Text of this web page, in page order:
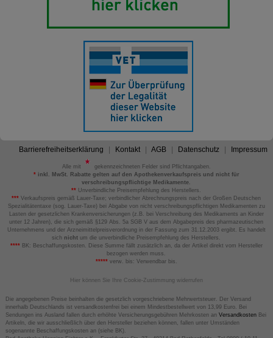
Barrierefreiheitserklärung Kontakt AGB Datenschutz Impressum
Alle mit
gekennzeichneten Felder sind Pflichtangaben.
*inkl. MwSt. Rabatte gelten auf den Apothekenverkaufspreis und nicht für
verschreibungspflichtige Medikamente.
** Unverbindliche Preisempfehlung des Herstellers.
*** Verkaufspreis gemäß Lauer-Taxe; verbindlicher Abrechnungspreis nach der Großen Deutschen
Spezialitätentaxe (sog. Lauer-Taxe) bei Abgabe von nicht verschreibungspflichtigen Medikamenten zu
Lasten der gesetzlichen Krankenversicherungen (z.B. bei Verschreibung des Medikaments an Kinder
unter 12 Jahren), die sich gemäß §129 Abs. 5a SGB V aus dem Abgabepreis des pharmazeutischen
Unternehmens und der Arzneimittelpreisverordnung in der Fassung zum 31.12.2003 ergibt. Es handelt
sich nicht um die unverbindliche Preisempfehlung des Herstellers.
****BK: Beschaffungskosten. Diese Summe fällt zusätzlich an, da der Artikel direkt vom Hersteller
bezogen werden muss.
*****verw. bis: Verwendbar bis.
Hier können Sie Ihre Cookie-Zustimmung widerrufen
Die angegebenen Preise beinhalten die gesetzlich vorgeschriebene Mehrwertsteuer. Der Versand
innerhalb Deutschlands ist versandkostenfrei bei einem Mindestbestellwert von 13,99 Euro. Bei
Sendungen ins Ausland fallen durch erhöhte Versicherungsgebühren Mehrkosten an VersandkostenBei
Artikeln, die wir ausschließlich über den Hersteller beziehen können, fallen unter Umständen
sogenannte Beschaffungskosten an (siehe BK).